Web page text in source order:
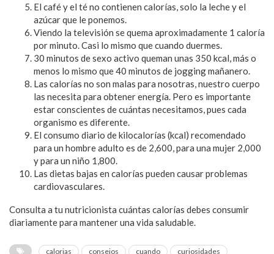
El café y el té no contienen calorías, solo la leche y el
azúcar que le ponemos.
Viendo la televisión se quema aproximadamente 1 caloría
por minuto. Casi lo mismo que cuando duermes.
30 minutos de sexo activo queman unas 350 kcal, más o
menos lo mismo que 40 minutos de jogging mañanero.
Las calorías no son malas para nosotras, nuestro cuerpo
las necesita para obtener energía. Pero es importante
estar conscientes de cuántas necesitamos, pues cada
organismo es diferente.
El consumo diario de kilocalorías (kcal) recomendado
para un hombre adulto es de 2,600, para una mujer 2,000
y para un niño 1,800.
Las dietas bajas en calorías pueden causar problemas
cardiovasculares.
Consulta a tu nutricionista cuántas calorías debes consumir
diariamente para mantener una vida saludable.
calorias consejos cuando
curiosidades